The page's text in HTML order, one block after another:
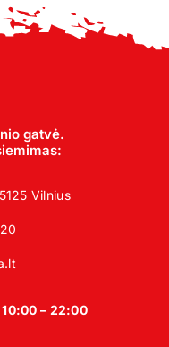
gatvė.
Vilnius
10:00 – 22:00